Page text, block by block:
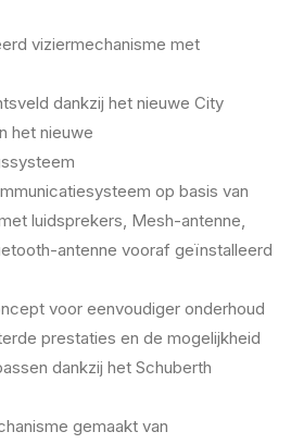
viziermechanisme met
dankzij het nieuwe City
het nieuwe
op basis van
luidsprekers, Mesh-antenne,
antenne vooraf geïnstalleerd
voor eenvoudiger onderhoud
prestaties en de mogelijkheid
dankzij het Schuberth
gemaakt van